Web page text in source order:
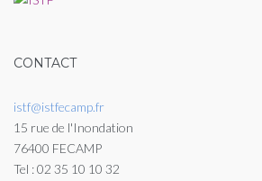
CONTACT
istf@istfecamp.fr
15 rue de l'Inondation
76400 FECAMP
Tel : 02 35 10 10 32